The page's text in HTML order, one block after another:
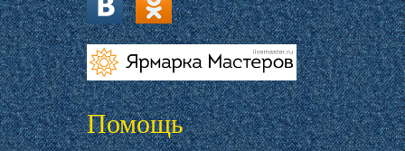
vk.com ok.ru
livemaster.ru
Помощь